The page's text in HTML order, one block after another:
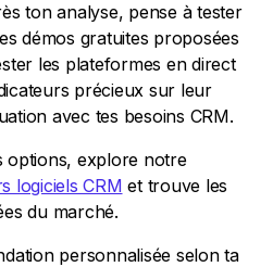
ton analyse, pense à tester
démos gratuites proposées
les plateformes en direct
précieux sur leur
avec tes besoins CRM.
options, explore notre
logiciels CRM et trouve les
du marché.
personnalisée selon ta